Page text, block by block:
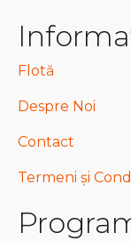
Flotă
Despre Noi
Contact
Termeni și